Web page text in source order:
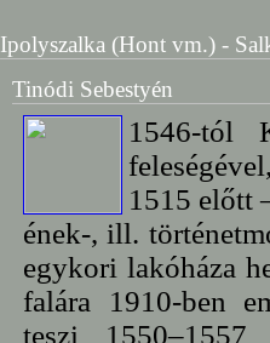
Ipolyszalka (Hont vm.) -
Tinódi Sebestyén
1546-tól
1515 előtt
ének-, ill.
egykori lakóháza
falára 1910-ben
teszi